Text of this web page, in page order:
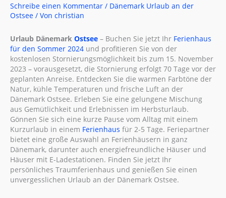
Schreibe einen Kommentar / Dänemark Urlaub an der
Ostsee / Von christian
Urlaub Dänemark Ostsee – Buchen Sie jetzt Ihr Ferienhaus
für den Sommer 2024 und profitieren Sie von der
kostenlosen Stornierungsmöglichkeit bis zum 15. November
2023 – vorausgesetzt, die Stornierung erfolgt 70 Tage vor der
geplanten Anreise. Entdecken Sie die warmen Farbtöne der
Natur, kühle Temperaturen und frische Luft an der
Dänemark Ostsee. Erleben Sie eine gelungene Mischung
aus Gemütlichkeit und Erlebnissen im Herbsturlaub.
Gönnen Sie sich eine kurze Pause vom Alltag mit einem
Kurzurlaub in einem Ferienhaus für 2-5 Tage. Feriepartner
bietet eine große Auswahl an Ferienhäusern in ganz
Dänemark, darunter auch energiefreundliche Häuser und
Häuser mit E-Ladestationen. Finden Sie jetzt Ihr
persönliches Traumferienhaus und genießen Sie einen
unvergesslichen Urlaub an der Dänemark Ostsee.